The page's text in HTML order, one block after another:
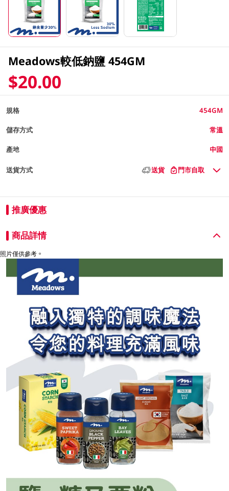
Meadows較低鈉鹽 454GM
$20.00
規格 454GM
儲存方式 常溫
產地 中國
送貨方式 送貨 門市自取
推廣優惠
商品詳情
照片僅供參考。